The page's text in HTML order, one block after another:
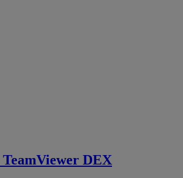
TeamViewer DEX